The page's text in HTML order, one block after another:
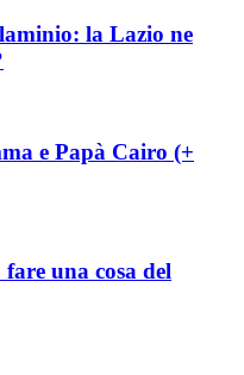
la Lazio ne
e Papà Cairo (+
una cosa del